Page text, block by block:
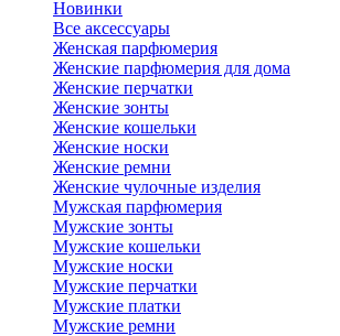
Новинки
Все аксессуары
Женская парфюмерия
Женские парфюмерия для дома
Женские перчатки
Женские зонты
Женские кошельки
Женские носки
Женские ремни
Женские чулочные изделия
Мужская парфюмерия
Мужские зонты
Мужские кошельки
Мужские носки
Мужские перчатки
Мужские платки
Мужские ремни